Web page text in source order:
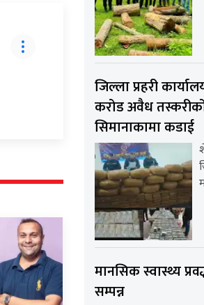
जिल्ला प्रहरी
करोड अवैध तस्करीको
सिमानाकामा कडाई
मानसिक स्वास्थ्य
सम्पन्न